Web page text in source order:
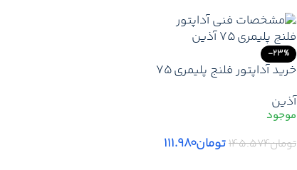
-23%
خرید آداپتور فلنج پلیمری 75
فوری
آذین
تومان۱۴۵.۵۷۴تومان۱۱۱.۹۸۰